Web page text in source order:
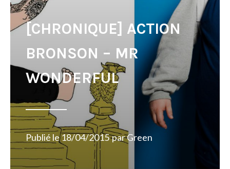
[CHRONIQUE] ACTION
BRONSON – MR
WONDERFUL
Publié le18/04/2015 parGreen